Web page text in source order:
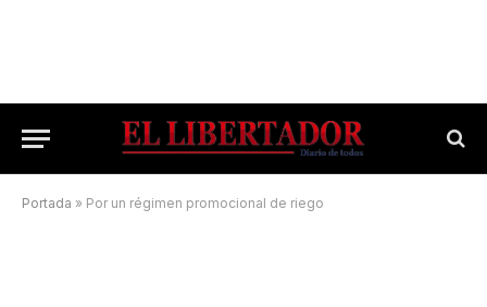
Portada » Por un régimen promocional de riego